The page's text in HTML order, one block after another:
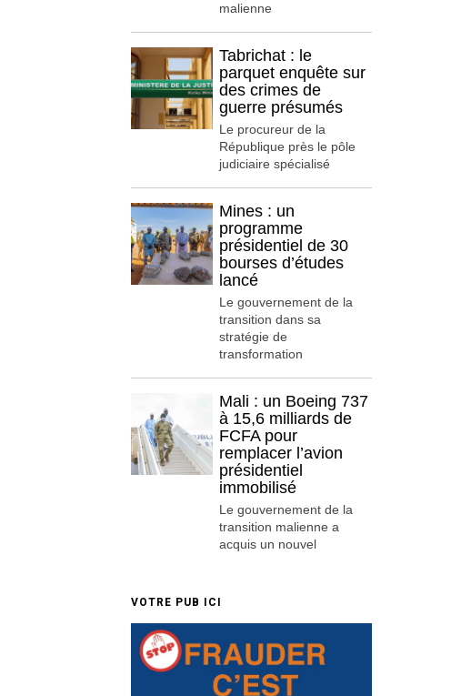
malienne
Tabrichat : le
parquet enquête sur
des crimes de
guerre présumés
Le procureur de la
République près le pôle
judiciaire spécialisé
Mines : un
programme
présidentiel de 30
bourses d’études
lancé
Le gouvernement de la
transition dans sa
stratégie de
transformation
Mali : un Boeing 737
à 15,6 milliards de
FCFA pour
remplacer l’avion
présidentiel
immobilisé
Le gouvernement de la
transition malienne a
acquis un nouvel
VOTRE PUB ICI